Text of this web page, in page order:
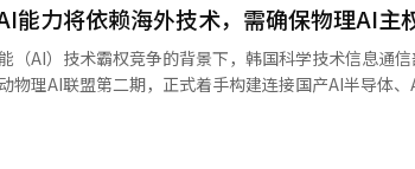
务和物流业务的增长使得收入分别同比增长5.9%和0.7%。 随着企业
求增加，两家公司的对外业务也在扩大。因此，SI业
面。三星SDS专注于计算资源服务和金融、公共AX，而
SDS正在围绕AI基础设施、AX和AI服务、AI平台和解决方
务竞争力。第二季度IT服务的增长主要由云业务主导
能力将依赖海外技术，需确保物理AI主
（AI）技术霸权竞争的背景下，韩国科学技术信息通
物理AI联盟第二期，正式着手构建连接国产AI半导体
动产业现场数据生态系统的建设。白景勋副总理在首